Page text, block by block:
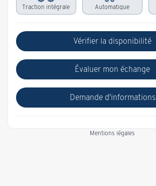
Traction intégrale Automatique
Vérifier la disponibilité
Évaluer mon échange
Demande d'informations
Mentions légales